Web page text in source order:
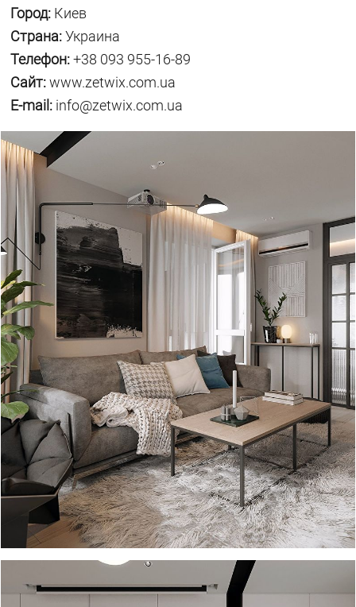
Город: Киев
Страна:Украина
Телефон:+38 093 955-16-89
Сайт:www.zetwix.com.ua
E-mail: info@zetwix.com.ua